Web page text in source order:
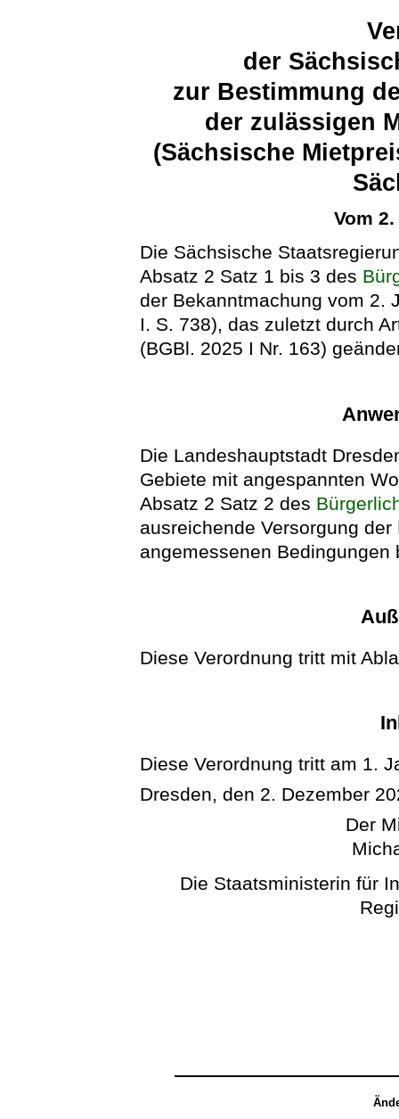
der
zur Bestimmung
der zulässigen
(Sächsische
Vom
Die Sächsische
Absatz 2 Satz 1 bis 3 des
der Bekanntmachung vom 2.
I. S. 738), das zuletzt durch
(BGBl. 2025 I Nr. 163)
Die Landeshauptstadt
Gebiete mit angespannten
Absatz 2 Satz 2 des
ausreichende Versorgung
angemessenen
Diese Verordnung tritt mit
Diese Verordnung tritt am 1.
Dresden, den 2. Dezember
Der
Die Staatsministerin für